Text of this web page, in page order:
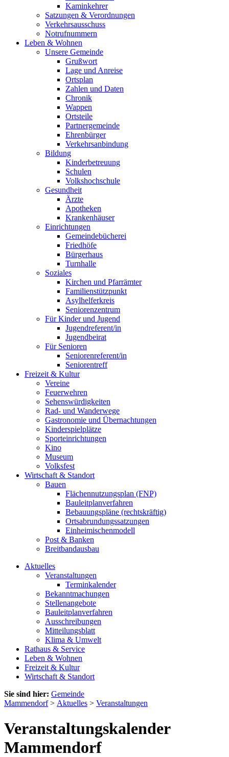
Kaminkehrer
Satzungen & Verordnungen
Verkehrsausschuss
Notrufnummern
Leben & Wohnen
Unsere Gemeinde
Grußwort
Lage und Anreise
Ortsplan
Zahlen und Daten
Chronik
Wappen
Ortsteile
Partnergemeinde
Ehrenbürger
Verkehrsanbindung
Bildung
Kinderbetreuung
Schulen
Volkshochschule
Gesundheit
Ärzte
Apotheken
Krankenhäuser
Einrichtungen
Gemeindebücherei
Friedhöfe
Bürgerhaus
Turnhalle
Soziales
Kirchen und Pfarrämter
Familienstützpunkt
Asylhelferkreis
Seniorenzentrum
Für Kinder und Jugend
Jugendreferent/in
Jugendbeirat
Für Senioren
Seniorenreferent/in
Seniorentreff
Freizeit & Kultur
Vereine
Feuerwehren
Sehenswürdigkeiten
Rad- und Wanderwege
Gastronomie und Übernachtungen
Kinderspielplätze
Sporteinrichtungen
Kino
Museum
Volksfest
Wirtschaft & Standort
Bauen
Flächennutzungsplan (FNP)
Bauleitplanverfahren
Bebauungspläne (rechtskräftig)
Ortsabrundungssatzungen
Einheimischenmodell
Post & Banken
Breitbandausbau
Aktuelles
Veranstaltungen
Terminkalender
Bekanntmachungen
Stellenangebote
Bauleitplanverfahren
Ausschreibungen
Mitteilungsblatt
Klima & Umwelt
Rathaus & Service
Leben & Wohnen
Freizeit & Kultur
Wirtschaft & Standort
Sie sind hier: Gemeinde
Mammendorf> Aktuelles > Veranstaltungen
Veranstaltungskalender
Mammendorf